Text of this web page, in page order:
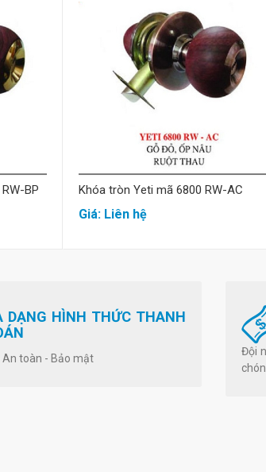
BP
Mua hàng
Khóa tròn Yeti mã 6800 RW-AC
Giá: Liên hệ
DẠNG HÌNH THỨC THANH
An toàn - Bảo mật
Đội